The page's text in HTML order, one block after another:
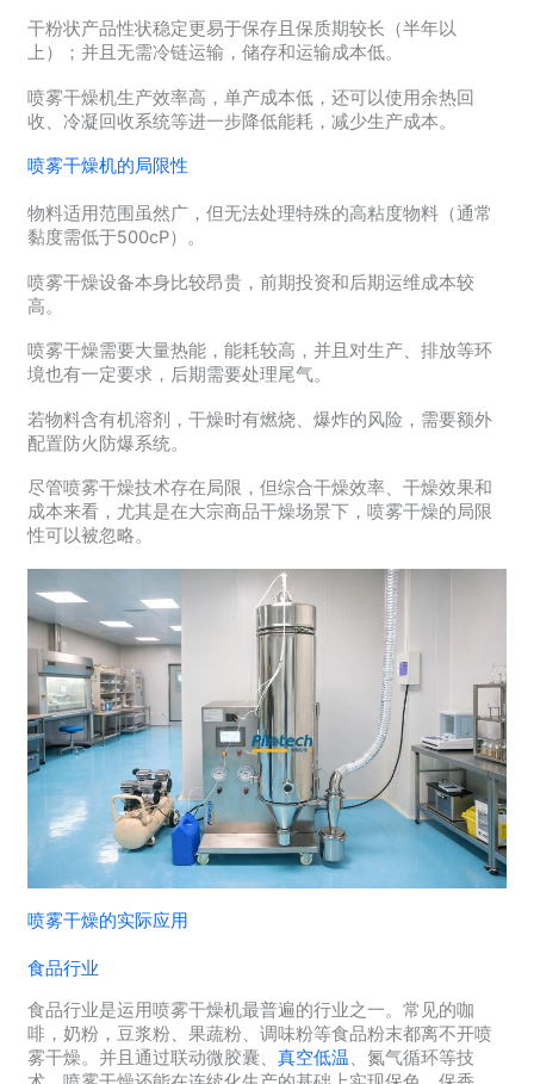
干粉状产品性状稳定更易于保存且保质期较长（半年以
上）；并且无需冷链运输，储存和运输成本低。
喷雾干燥机生产效率高，单产成本低，还可以使用余热回
收、冷凝回收系统等进一步降低能耗，减少生产成本。
喷雾干燥机的局限性
物料适用范围虽然广，但无法处理特殊的高粘度物料（通常
黏度需低于500cP）。
喷雾干燥设备本身比较昂贵，前期投资和后期运维成本较
高。
喷雾干燥需要大量热能，能耗较高，并且对生产、排放等环
境也有一定要求，后期需要处理尾气。
若物料含有机溶剂，干燥时有燃烧、爆炸的风险，需要额外
配置防火防爆系统。
尽管喷雾干燥技术存在局限，但综合干燥效率、干燥效果和
成本来看，尤其是在大宗商品干燥场景下，喷雾干燥的局限
性可以被忽略。
喷雾干燥的实际应用
食品行业
食品行业是运用喷雾干燥机最普遍的行业之一。常见的咖
啡，奶粉，豆浆粉、果蔬粉、调味粉等食品粉末都离不开喷
雾干燥。并且通过联动微胶囊、 真空低温、氮气循环等技